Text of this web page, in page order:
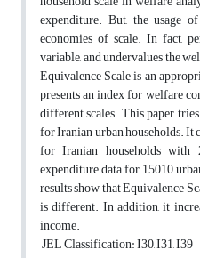
expenditure. But, the usage
economies of scale. In fact,
variable, and undervalues the
Equivalence Scale is an
presents an index for welfare
different scales. This paper
for Iranian urban households. It
for Iranian households
expenditure data for 15010
results show that Equivalence
is different. In addition, it
income.
JEL Classification: I30, I31, I39